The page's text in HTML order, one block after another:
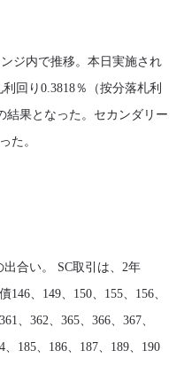
ジ内で推移。本日実施され
回り0.3818％（按分落札利
結果となった。セカンダリー
た。
合い。 SC取引は、2年
146、149、150、155、156、
、362、365、366、367、
185、186、187、189、190